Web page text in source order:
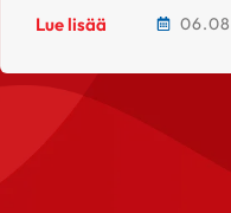
Lue lisää